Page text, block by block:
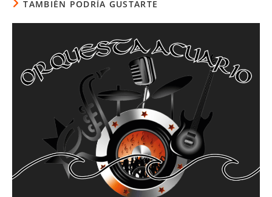
TAMBIÉN PODRÍA GUSTARTE